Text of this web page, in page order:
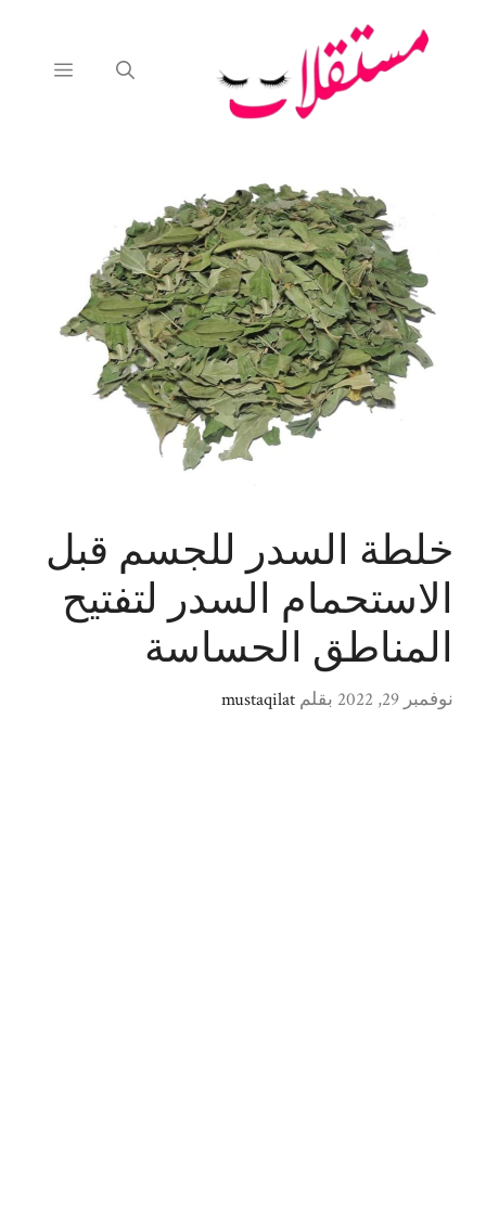
القائمة
خلطة السدر للجسم قبل
الاستحمام السدر لتفتيح
المناطق الحساسة
نوفمبر 29, 2022 بقلم mustaqilat